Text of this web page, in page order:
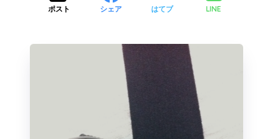
ポスト シェア はてブ LINE